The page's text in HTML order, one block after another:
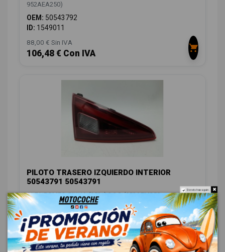
952AEA250)
OEM: 50543792
ID: 1549011
88,00 € Sin IVA
106,48 € Con IVA
PILOTO TRASERO IZQUIERDO INTERIOR
50543791 50543791
ALFA ROMEO GIULIA (952_) 2.2 D (952AEM250,
952AEA250)
OEM:50543791
ID:1549014
88,00 € Sin IVA
Do not show again.